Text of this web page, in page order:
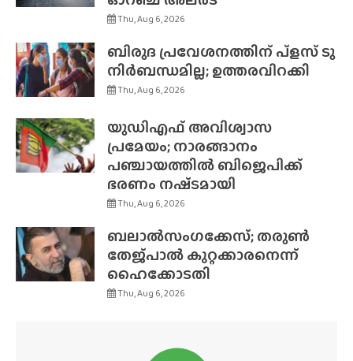
Thu, Aug 6, 2026
ബിരുദ പ്രവേശനത്തിന് പ്ളസ് ടു
നിർബന്ധമില്ല; ഉത്തരവിറക്കി
Thu, Aug 6, 2026
യുഡിഎഫ് അവിശ്വാസ
പ്രമേയം; നാരങ്ങാനം
പഞ്ചായത്തിൽ ബിജെപിക്ക്
ഭരണം നഷ്‌ടമായി
Thu, Aug 6, 2026
ബലാൽസംഗക്കേസ്; തരുൺ
തേജ്‌പാൽ കുറ്റക്കാരനെന്ന്
ഹൈക്കോടതി
Thu, Aug 6, 2026